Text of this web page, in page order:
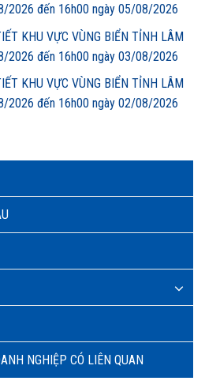
NGHIỆP CÓ LIÊN QUAN
2026 đến 16h00 ngày 05/08/2026
KHU VỰC VÙNG BIỂN TỈNH LÂM
2026 đến 16h00 ngày 03/08/2026
KHU VỰC VÙNG BIỂN TỈNH LÂM
2026 đến 16h00 ngày 02/08/2026